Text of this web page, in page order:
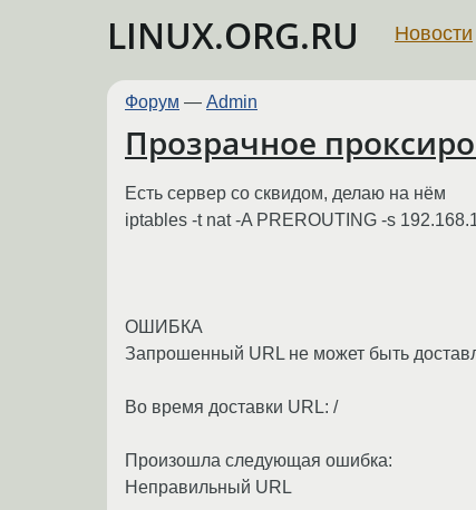
LINUX.ORG.RU Новости
Форум — Admin
Прозрачное
Есть сервер со сквидом, делаю на нём
iptables -t nat -A PREROUTING -s
ОШИБКА
Запрошенный URL не может быть
Во время доставки URL: /
Произошла следующая ошибка:
Неправильный URL